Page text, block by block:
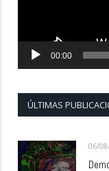
00:00
ÚLTIMAS
06/